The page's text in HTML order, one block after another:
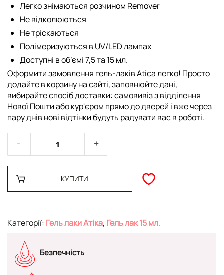
Легко знімаються розчином Remover
Не відколюються
Не тріскаються
Полімеризуються в UV/LED лампах
Доступні в об’ємі 7,5 та 15 мл.
Оформити замовлення гель-лаків Atica легко! Просто
додайте в корзину на сайті, заповнюйте дані,
вибирайте спосіб доставки: самовивіз з відділення
Нової Пошти або кур'єром прямо до дверей і вже через
пару днів нові відтінки будуть радувати вас в роботі.
КУПИТИ
Категорії: Гель лаки Атіка, Гель лак 15 мл.
Безпечність